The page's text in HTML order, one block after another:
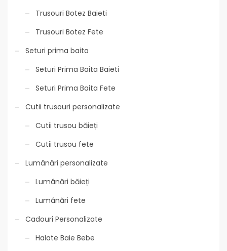
Trusouri Botez Baieti
Trusouri Botez Fete
Seturi prima baita
Seturi Prima Baita Baieti
Seturi Prima Baita Fete
Cutii trusouri personalizate
Cutii trusou băieți
Cutii trusou fete
Lumânări personalizate
Lumânări băieți
Lumânări fete
Cadouri Personalizate
Halate Baie Bebe